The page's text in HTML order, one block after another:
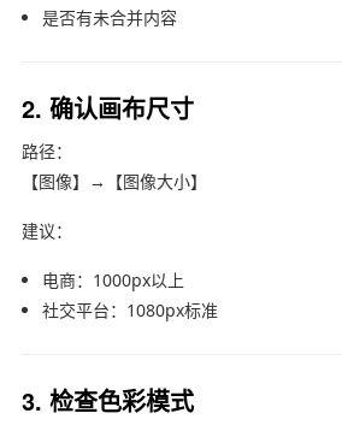
是否有未合并内容
2. 确认画布尺寸
路径：
【图像】→【图像大小】
建议：
电商：1000px以上
社交平台：1080px标准
3. 检查色彩模式